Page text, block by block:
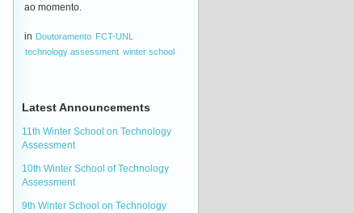
ao momento.
in Doutoramento FCT-UNL
technology assessment winter school
Latest Announcements
11th Winter School on Technology
Assessment
10th Winter School of Technology
Assessment
9th Winter School on Technology